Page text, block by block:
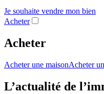
Je souhaite vendre mon bien
Acheter
Acheter
Acheter une maisonAcheter
L’actualité de